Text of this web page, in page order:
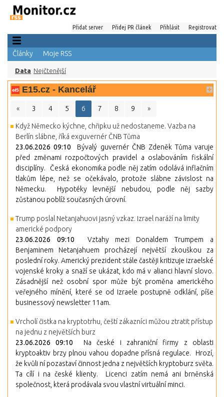
Přidat server Přidej PR článek Přihlásit Registrovat
Články Moje RSS
Data Nejčtenější
E15.cz - Kancelář
« 3 4 5 6 7 8 9 »
Když Německo kýchne, chřipku už nedostaneme. Vazba na
Berlín slábne, říká exguvernér ČNB Tůma
23.06.2026 09:10 Bývalý guvernér ČNB Zdeněk Tůma varuje
před změnami rozpočtových pravidel a oslabováním fiskální
disciplíny. Česká ekonomika podle něj zatím odolává inflačním
tlakům lépe, než se očekávalo, protože slábne závislost na
Německu. Hypotéky levnější nebudou, podle něj sazby
zůstanou poblíž současných úrovní.
Trump poslal Netanjahuovi jasný vzkaz. Izrael naráží na limity
americké podpory
23.06.2026 09:10 Vztahy mezi Donaldem Trumpem a
Benjaminem Netanjahuem procházejí největší zkouškou za
poslední roky. Americký prezident stále častěji kritizuje izraelské
vojenské kroky a snaží se ukázat, kdo má v alianci hlavní slovo.
Zásadnější než osobní spor může být proměna amerického
veřejného mínění, které se od Izraele postupně odklání, píše
businessový newsletter 11am.
Vrcholí čistka na kryptotrhu, čeští zákazníci můžou ztratit přístup
na jednu z největších burz
23.06.2026 09:10 Na české i zahraniční firmy z oblasti
kryptoaktiv brzy plnou vahou dopadne přísná regulace. Hrozí,
že kvůli ní pozastaví činnost jedna z největších kryptoburz světa.
Ta cílí i na české klienty. Licenci zatím nemá ani brněnská
společnost, která prodávala svou vlastní virtuální minci.